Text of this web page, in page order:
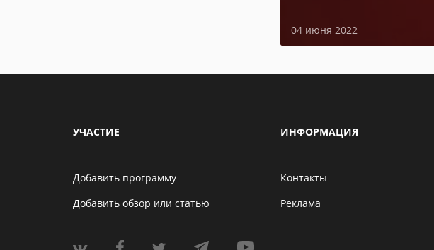
04 июня 2022
УЧАСТИЕ
Добавить программу
Добавить обзор или статью
ИНФОРМАЦИЯ
Контакты
Реклама